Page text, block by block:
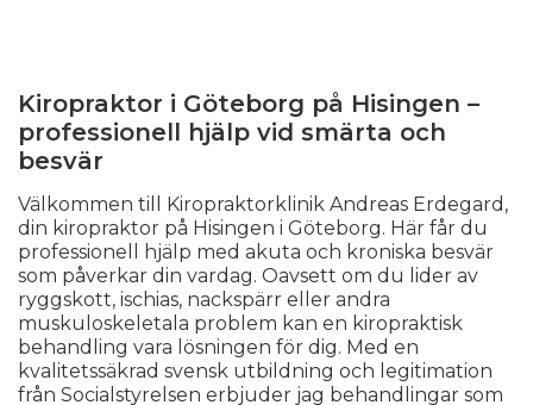
Kiropraktor i Göteborg på Hisingen –
professionell hjälp vid smärta och
besvär
Välkommen till Kiropraktorklinik Andreas Erdegard,
din kiropraktor på Hisingen i Göteborg. Här får du
professionell hjälp med akuta och kroniska besvär
som påverkar din vardag. Oavsett om du lider av
ryggskott, ischias, nackspärr eller andra
muskuloskeletala problem kan en kiropraktisk
behandling vara lösningen för dig. Med en
kvalitetssäkrad svensk utbildning och legitimation
från Socialstyrelsen erbjuder jag behandlingar som